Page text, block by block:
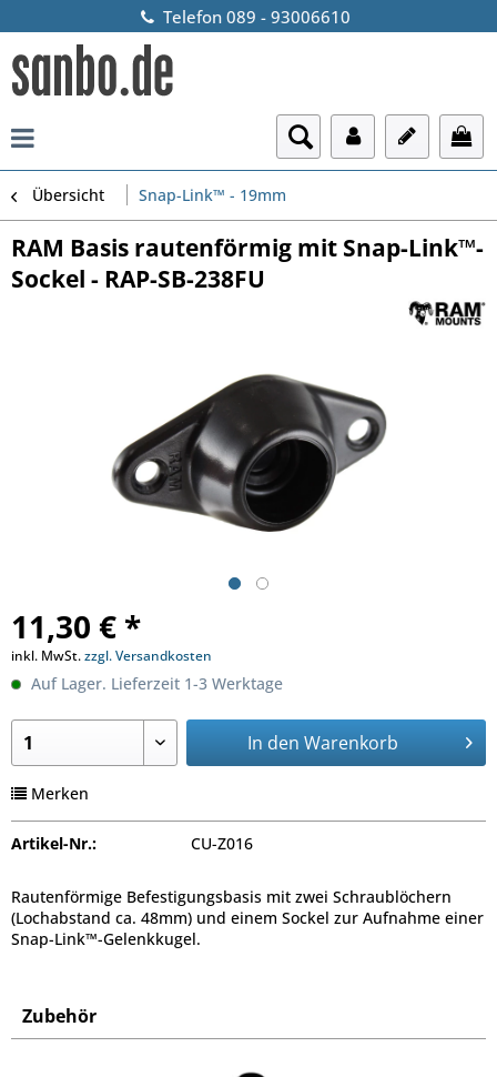
Telefon 089 - 93006610
Übersicht Snap-Link™ - 19mm
RAM Basis rautenförmig mit Snap-Link™-
Sockel - RAP-SB-238FU
11,30 € *
inkl. MwSt.zzgl. Versandkosten
Auf Lager. Lieferzeit 1-3 Werktage
In den Warenkorb
Merken
Artikel-Nr.: CU-Z016
Rautenförmige Befestigungsbasis mit zwei Schraublöchern
(Lochabstand ca. 48mm) und einem Sockel zur Aufnahme einer
Snap-Link™-Gelenkkugel.
Zubehör